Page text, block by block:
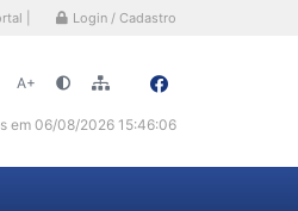
| Login / Cadastro
A+
em 06/08/2026 15:46:06